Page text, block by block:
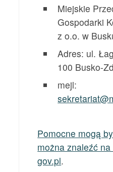
Miejskie
Gospodarki
z o.o. w
Adres: ul.
100 Busko-
mejl:
Pomocne mogą
można znaleźć
gov.pl.